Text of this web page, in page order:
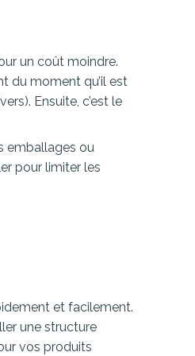
un coût moindre.
du moment qu’il est
Ensuite, c’est le
emballages ou
pour limiter les
et facilement.
une structure
vos produits